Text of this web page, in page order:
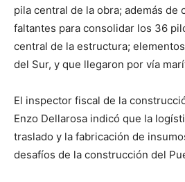
pila central de la obra; además de
faltantes para consolidar los 36
central de la estructura;
del Sur, y que llegaron por vía
El inspector fiscal de la
Enzo Dellarosa indicó que la
traslado y la fabricación de
desafíos de la construcción del